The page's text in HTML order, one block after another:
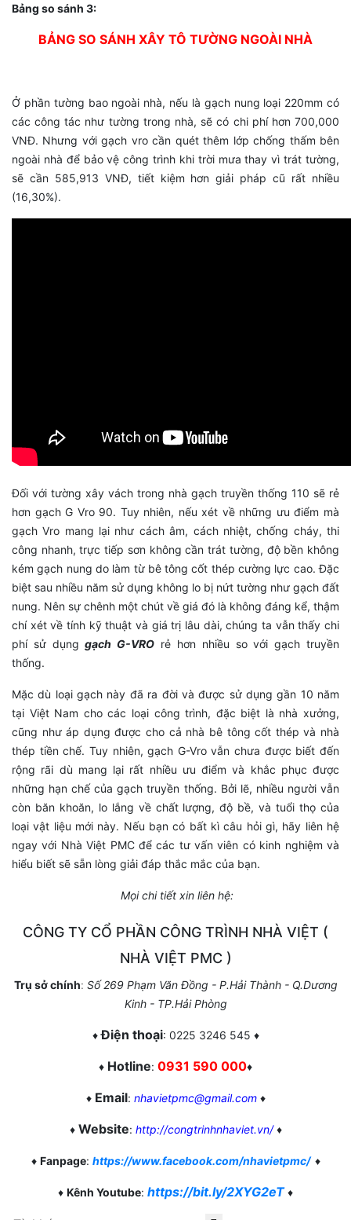
Bảng so sánh 3:
BẢNG SO SÁNH XÂY TÔ TƯỜNG NGOÀI NHÀ
Ở phần tường bao ngoài nhà, nếu là gạch nung loại 220mm có
các công tác như tường trong nhà, sẽ có chi phí hơn 700,000
VNĐ. Nhưng với gạch vro cần quét thêm lớp chống thấm bên
ngoài nhà để bảo vệ công trình khi trời mưa thay vì trát tường,
sẽ cần 585,913 VNĐ, tiết kiệm hơn giải pháp cũ rất nhiều
(16,30%).
Đối với tường xây vách trong nhà gạch truyền thống 110 sẽ rẻ
hơn gạch G Vro 90. Tuy nhiên, nếu xét về những ưu điểm mà
gạch Vro mang lại như cách âm, cách nhiệt, chống cháy, thi
công nhanh, trực tiếp sơn không cần trát tường, độ bền không
kém gạch nung do làm từ bê tông cốt thép cường lực cao. Đặc
biệt sau nhiều năm sử dụng không lo bị nứt tường như gạch đất
nung. Nên sự chênh một chút về giá đó là không đáng kể, thậm
chí xét về tính kỹ thuật và giá trị lâu dài, chúng ta vẫn thấy chi
phí sử dụnggạch G-VRO rẻ hơn nhiều so với gạch truyền
thống.
Mặc dù loại gạch này đã ra đời và được sử dụng gần 10 năm
tại Việt Nam cho các loại công trình, đặc biệt là nhà xưởng,
cũng như áp dụng được cho cả nhà bê tông cốt thép và nhà
thép tiền chế. Tuy nhiên, gạch G-Vro vẫn chưa được biết đến
rộng rãi dù mang lại rất nhiều ưu điểm và khắc phục được
những hạn chế của gạch truyền thống. Bởi lẽ, nhiều người vẫn
còn băn khoăn, lo lắng về chất lượng, độ bề, và tuổi thọ của
loại vật liệu mới này. Nếu bạn có bất kì câu hỏi gì, hãy liên hệ
ngay với Nhà Việt PMC để các tư vấn viên có kinh nghiệm và
hiểu biết sẽ sẵn lòng giải đáp thắc mắc của bạn.
Mọi chi tiết xin liên hệ:
CÔNG TY CỔ PHẦN CÔNG TRÌNH NHÀ VIỆT (
NHÀ VIỆT PMC )
Trụ sở chính: Số 269 Phạm Văn Đồng - P.Hải Thành - Q.Dương
Kinh - TP.Hải Phòng
♦Điện thoại: 0225 3246 545 ♦
♦ Hotline: 0931 590 000♦
♦ Email: nhavietpmc@gmail.com ♦
♦ Website: http://congtrinhnhaviet.vn/♦
♦ Fanpage: https://www.facebook.com/nhavietpmc/ ♦
♦ Kênh Youtube: https://bit.ly/2XYG2eT ♦